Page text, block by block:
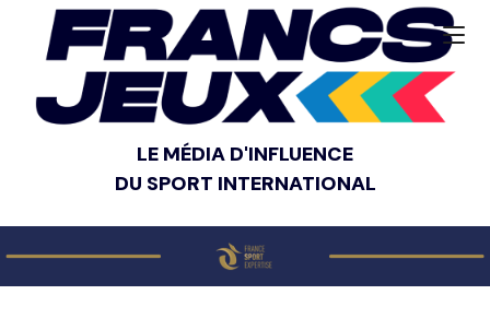
LE MÉDIA D'INFLUENCE
DU SPORT INTERNATIONAL